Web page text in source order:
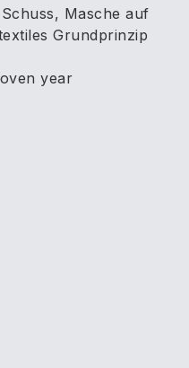
Masche auf
Grundprinzip
year